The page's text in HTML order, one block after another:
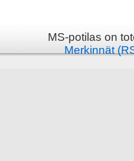
MS-potilas on
Merkinnät